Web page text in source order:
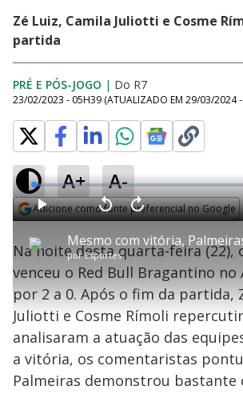
Zé Luiz, Camila Juliotti e Cosme
partida
PRÉ E PÓS-JOGO | Do R7
23/02/2023 - 05H39 (ATUALIZADO EM 29/03/2024 -
A+ A-
Adicione como fonte preferencial no Google
P
l
a
porEsportes
P V
t
a
r
1
0
e
g
n
d
s
A
n
ç
a
s
e
u
n
o
s
L
o
a
d
e
:
0
.
3
6
%
Na noite desta quarta-feira (22),
venceu o Red Bull Bragantino no
por 2 a 0. Após o fim da partida,
Juliotti e Cosme Rímoli
analisaram a atuação das
a vitória, os comentaristas
Palmeiras demonstrou bastante